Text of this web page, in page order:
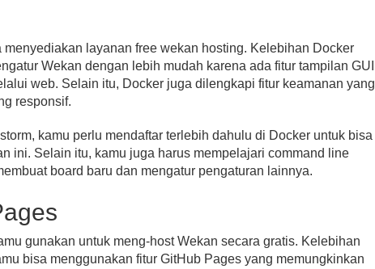
menyediakan layanan free wekan hosting. Kelebihan Docker
Wekan dengan lebih mudah karena ada fitur tampilan GUI
web. Selain itu, Docker juga dilengkapi fitur keamanan yang
responsif.
kamu perlu mendaftar terlebih dahulu di Docker untuk bisa
ini. Selain itu, kamu juga harus mempelajari command line
board baru dan mengatur pengaturan lainnya.
gunakan untuk meng-host Wekan secara gratis. Kelebihan
bisa menggunakan fitur GitHub Pages yang memungkinkan